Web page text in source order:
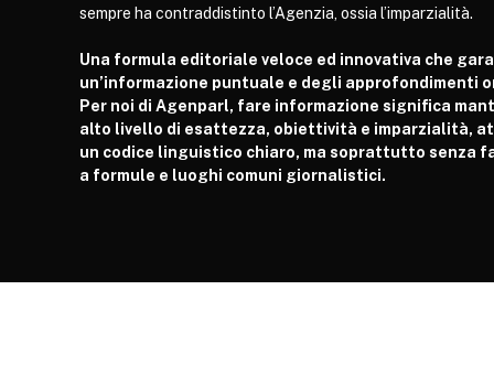
sempre ha contraddistinto l’Agenzia, ossia l’imparzialità.
Una formula editoriale veloce ed innovativa che
un’informazione puntuale e degli approfondimenti
Per noi di Agenparl, fare informazione significa
alto livello di esattezza, obiettività e imparzialità,
un codice linguistico chiaro, ma soprattutto senza
a formule e luoghi comuni giornalistici.